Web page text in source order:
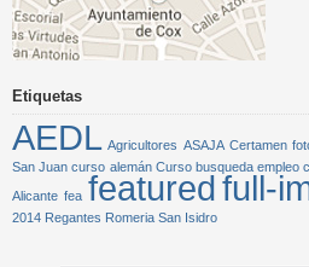
Etiquetas
AEDL Agricultores ASAJA Certamen
San Juan curso alemán Curso busqueda empleo
Alicante fea featuredfull-
2014 Regantes Romeria San Isidro